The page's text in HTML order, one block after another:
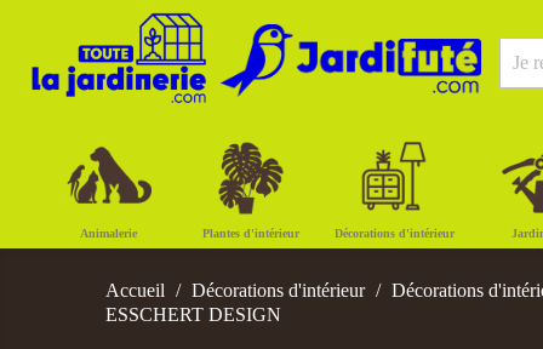
Animalerie Plantes d'intérieur Décorations d'intérieur
Accueil Décorations d'intérieur
Décorations
ESSCHERT DESIGN